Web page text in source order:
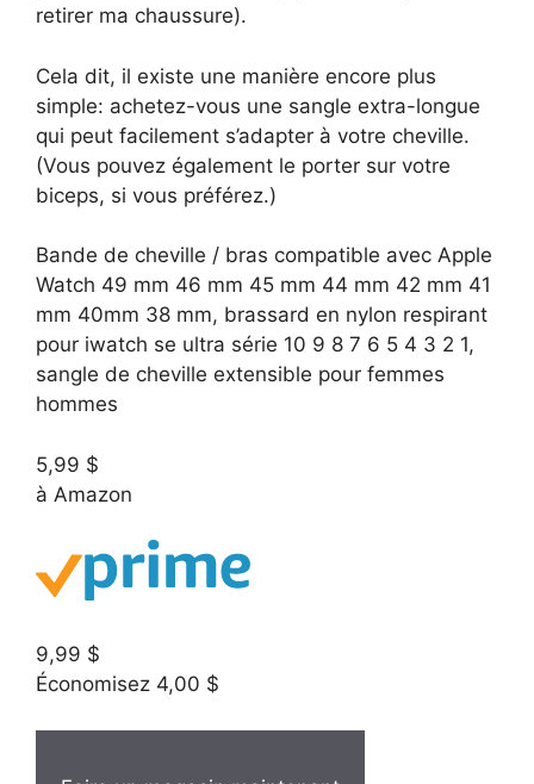
retirer ma chaussure).
Cela dit, il existe une manière encore plus
simple: achetez-vous une sangle extra-longue
qui peut facilement s’adapter à votre cheville.
(Vous pouvez également le porter sur votre
biceps, si vous préférez.)
Bande de cheville / bras compatible avec Apple
Watch 49 mm 46 mm 45 mm 44 mm 42 mm 41
mm 40mm 38 mm, brassard en nylon respirant
pour iwatch se ultra série 10 9 8 7 6 5 4 3 2 1,
sangle de cheville extensible pour femmes
hommes
5,99 $
à Amazon
9,99 $
Économisez 4,00 $